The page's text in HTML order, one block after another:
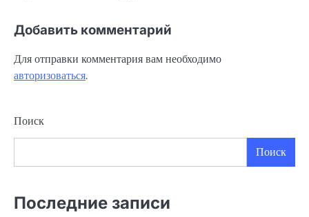
Добавить комментарий
Для отправки комментария вам необходимо
авторизоваться.
Поиск
Поиск
Последние записи